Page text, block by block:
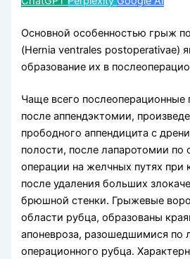
Основной особенностью грыж
(Hernia ventrales postoperativae)
образование их в
Чаще всего
после аппендэктомии,
прободного аппендицита с
полости, после лапаротомии по
операции на желчных путях при
после удаления больших
брюшной стенки. Грыжевые
области рубца, образованы
апоневроза, разошедшимися по
операционного рубца.